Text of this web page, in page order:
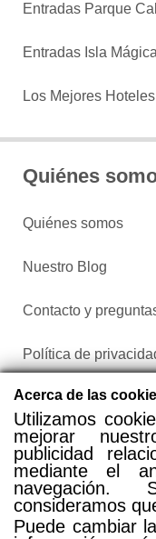
Entradas Parque
Entradas Isla Mágica
Los Mejores
Quiénes
Quiénes somos
Nuestro Blog
Contacto y
Política de
Configurar cookies
Compra entradas a
Acerca de las
Utilizamos
mejorar
publicidad
mediante el
navegación.
consideramos
Puede cambiar